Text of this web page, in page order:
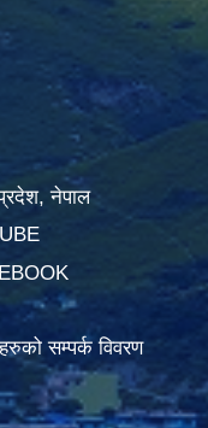
नेपाल
सम्पर्क विवरण